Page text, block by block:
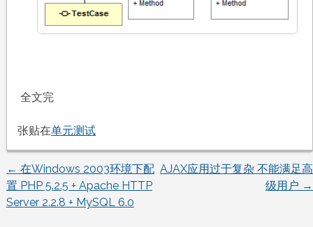
全文完
张贴在单元测试
文
章
← 在Windows 2003环境下配
置 PHP 5.2.5 + Apache HTTP
Server 2.2.8 + MySQL 6.0
AJAX应用过于复杂 不能满足高
级用户 →